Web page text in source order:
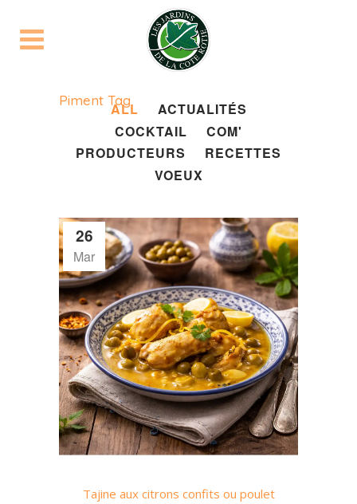
Piment Tag
ALL
ACTUALITÉS
COCKTAIL
COM'
PRODUCTEURS
RECETTES
VOEUX
26
Mar
Tajine aux citrons confits ou poulet